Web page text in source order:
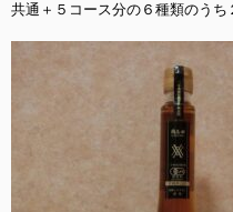
共通＋５コース分の６種類のうち